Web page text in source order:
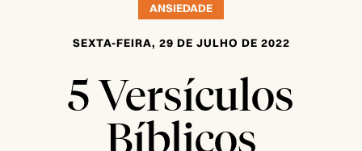
ANSIEDADE
SEXTA-FEIRA, 29 DE JULHO DE 2022
5 Versículos
Bíblicos